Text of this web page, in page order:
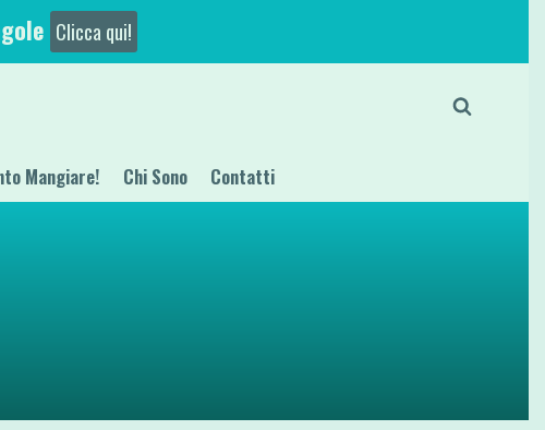
Clicca qui!
Mangiare! Chi Sono Contatti